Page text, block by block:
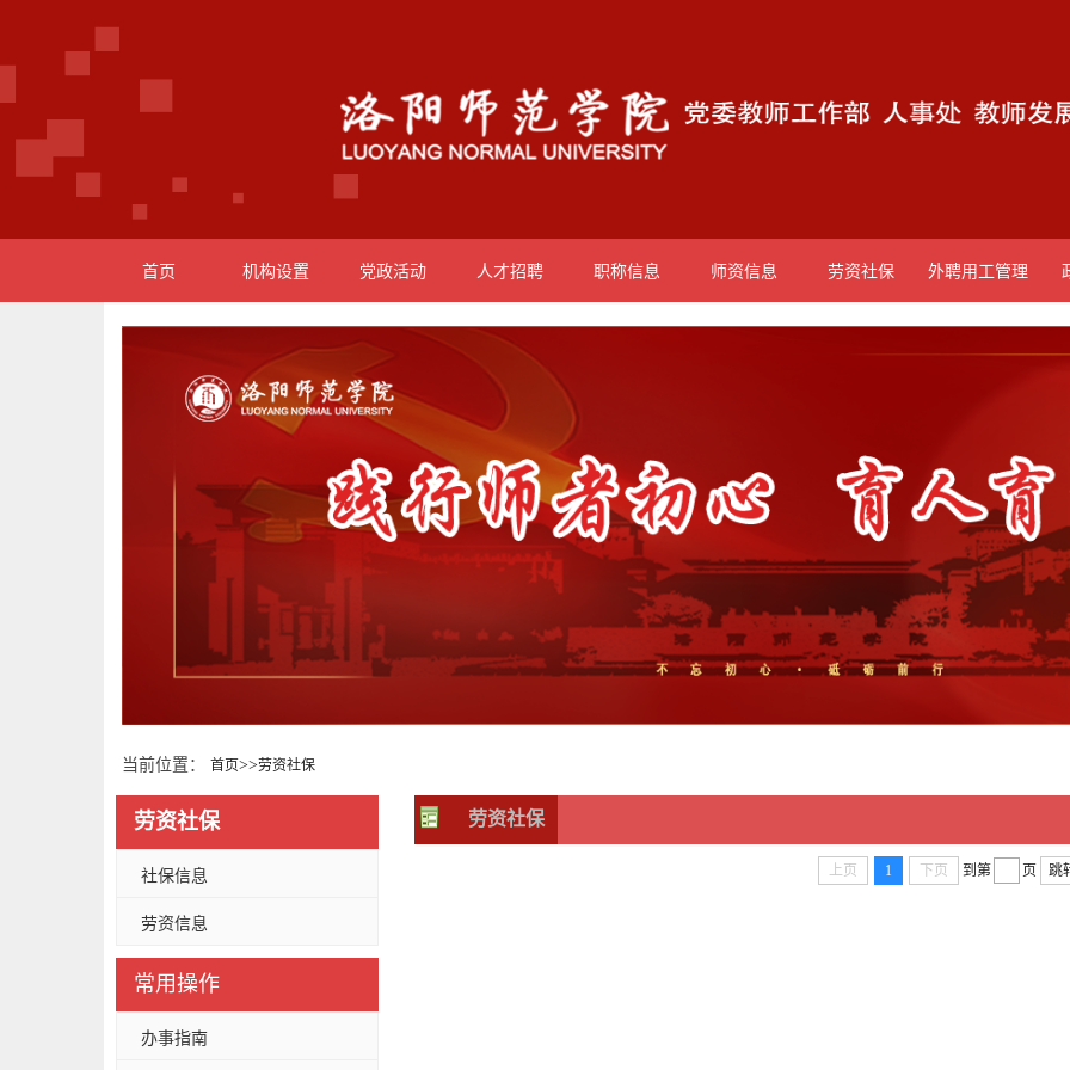
首页 机构设置 党政活动 人才招聘 职称信息 师资信息 劳资社保 外聘用工管理
当前位置： 首页>>劳资社保
劳资社保
社保信息
劳资信息
常用操作
办事指南
劳资社保
上页 1 下页 到第 页 跳